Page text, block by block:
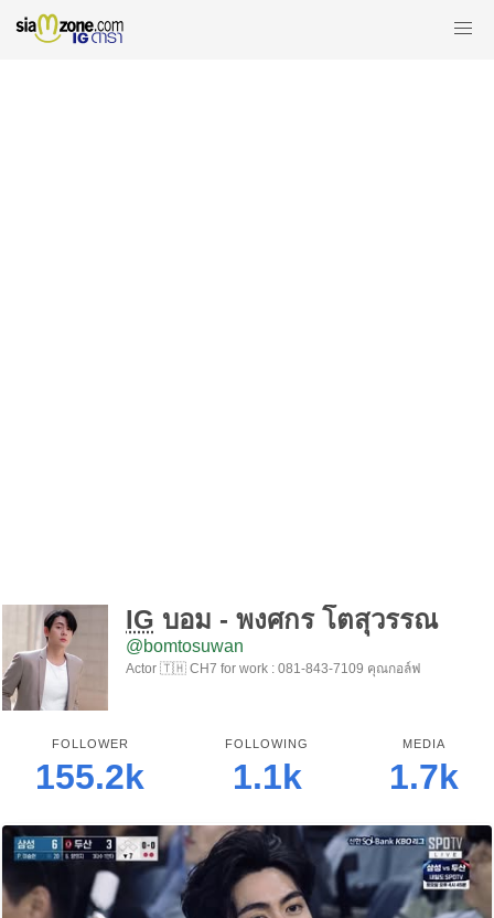
IG บอม - พงศกร โตสุวรรณ
@bomtosuwan
Actor 🇹🇭 CH7 for work : 081-843-7109 คุณกอล์ฟ
FOLLOWER
155.2k
FOLLOWING
1.1k
MEDIA
1.7k